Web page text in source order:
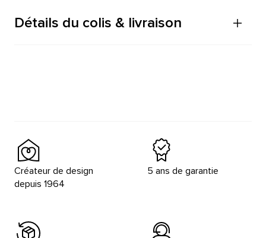
Détails du colis & livraison
Créateur de design
depuis 1964
5 ans de garantie